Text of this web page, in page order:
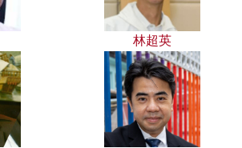
林超英